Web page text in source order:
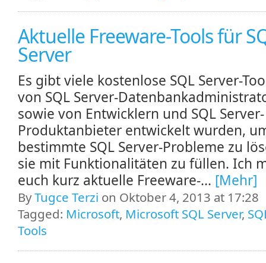
Aktuelle Freeware-Tools für
Server
Es gibt viele kostenlose SQL Server-
von SQL Server-
sowie von Entwicklern und SQL Server-
Produktanbieter entwickelt wurden,
bestimmte SQL Server-Probleme zu
sie mit Funktionalitäten zu füllen. Ich
euch kurz aktuelle Freeware-... [Mehr]
ByTugce Terzi on Oktober 4, 2013 at 17:28
Tagged: Microsoft, Microsoft SQL Server,
Tools